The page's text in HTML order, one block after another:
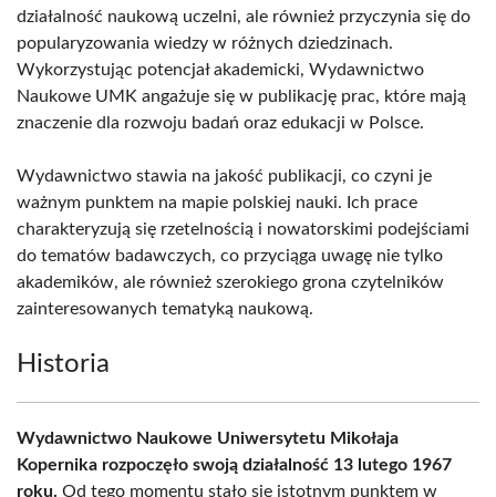
działalność naukową uczelni, ale również przyczynia się do
popularyzowania wiedzy w różnych dziedzinach.
Wykorzystując potencjał akademicki, Wydawnictwo
Naukowe UMK angażuje się w publikację prac, które mają
znaczenie dla rozwoju badań oraz edukacji w Polsce.
Wydawnictwo stawia na jakość publikacji, co czyni je
ważnym punktem na mapie polskiej nauki. Ich prace
charakteryzują się rzetelnością i nowatorskimi podejściami
do tematów badawczych, co przyciąga uwagę nie tylko
akademików, ale również szerokiego grona czytelników
zainteresowanych tematyką naukową.
Historia
Wydawnictwo Naukowe Uniwersytetu Mikołaja
Kopernika rozpoczęło swoją działalność 13 lutego 1967
roku. Od tego momentu stało się istotnym punktem w